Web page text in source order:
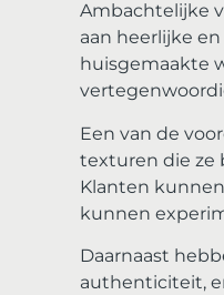
Ambachtelijke
aan heerlijke
huisgemaakte
Een van de
texturen die ze
Klanten
kunnen
Daarnaast
authenticiteit,